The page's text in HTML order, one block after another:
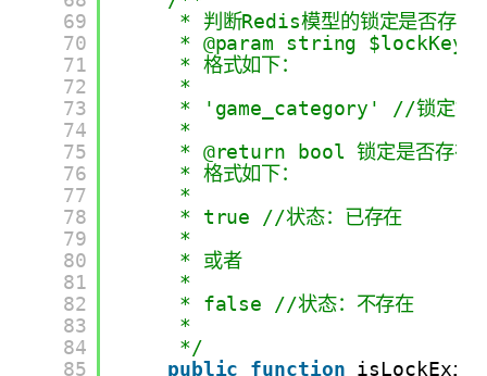
69
70
71
72
73
74
75
76
77
78
79
80
81
82
83
84
85
* 判断Redis模型的锁定是否存在
* @param string
* 格式如下：
*
* 'game_category' //锁定键名
*
* @return bool 锁定是否存在
* 格式如下：
*
* true //状态：已存在
*
* 或者
*
* false //状态：不存在
*
*/
public
function